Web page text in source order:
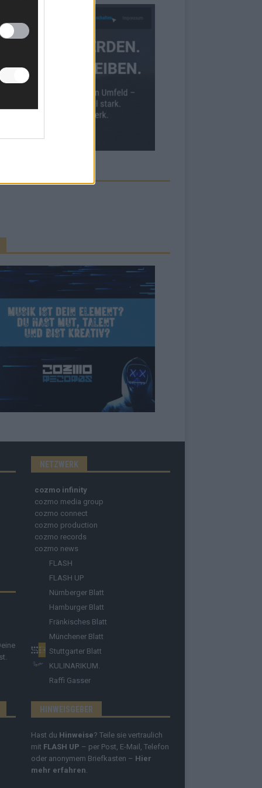
NETZWERK
cozmo infinity
cozmo media group
cozmo connect
cozmo production
cozmo records
cozmo news
FLASH
FLASH UP
Nürnberger Blatt
Hamburger Blatt
Fränkisches Blatt
Münchener Blatt
Stuttgarter Blatt
KULINARIKUM.
Raffi Gasser
HINWEISGEBER
Hast du Hinweise? Teile sie vertraulich
mit FLASH UP – per Post, E-Mail, Telefon
oder anonymem Briefkasten – Hier
mehr erfahren.